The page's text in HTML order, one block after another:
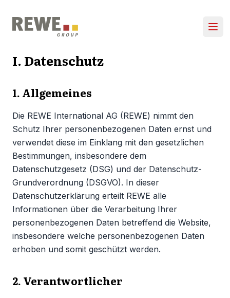
I. Datenschutz
1. Allgemeines
Die REWE International AG (REWE) nimmt den
Schutz Ihrer personenbezogenen Daten ernst und
verwendet diese im Einklang mit den gesetzlichen
Bestimmungen, insbesondere dem
Datenschutzgesetz (DSG) und der Datenschutz-
Grundverordnung (DSGVO). In dieser
Datenschutzerklärung erteilt REWE alle
Informationen über die Verarbeitung Ihrer
personenbezogenen Daten betreffend die Website,
insbesondere welche personenbezogenen Daten
erhoben und somit geschützt werden.
2. Verantwortlicher